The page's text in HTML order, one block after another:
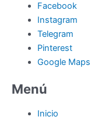
Facebook
Instagram
Telegram
Pinterest
Google Maps
Menú
Inicio